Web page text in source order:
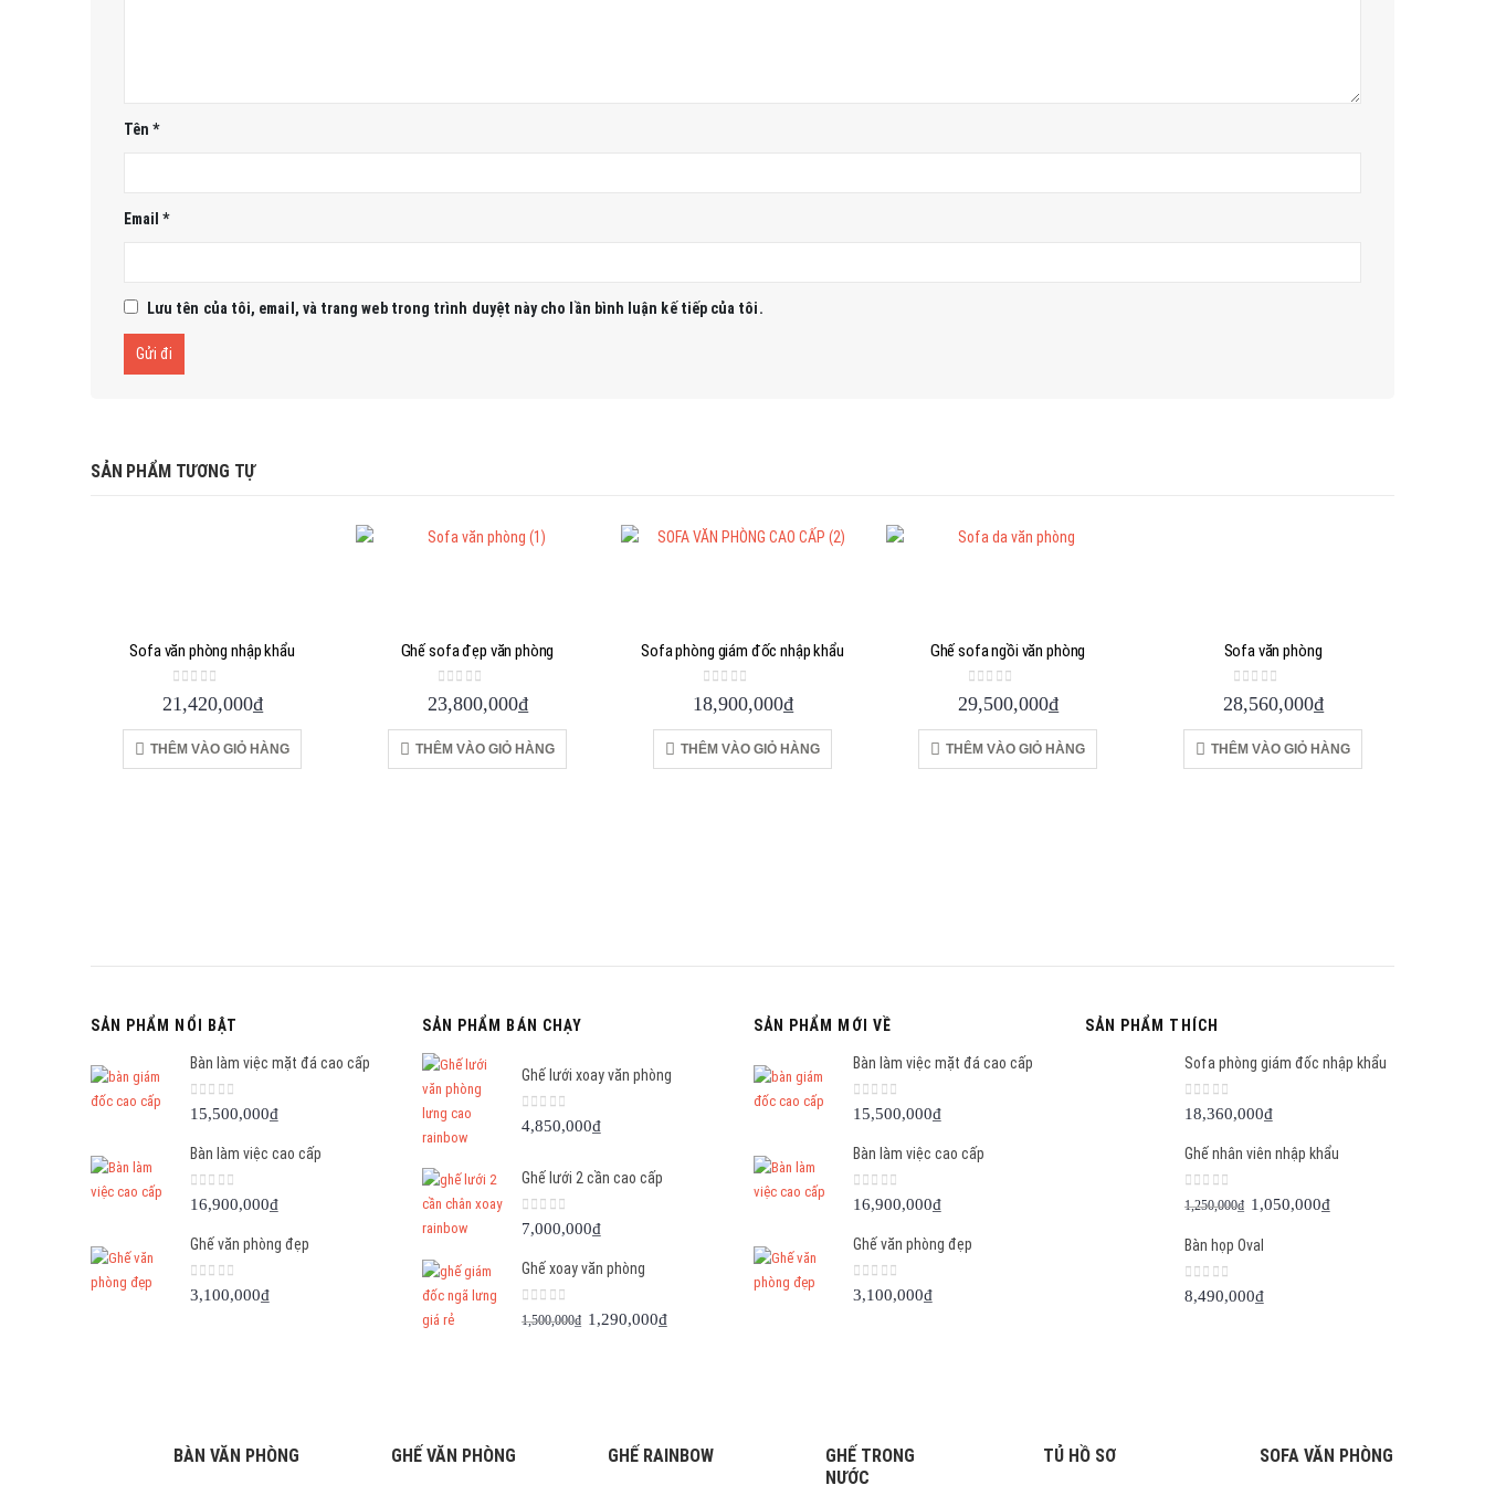
Tên*
Email*
Lưu tên của tôi, email, và trang web trong trình duyệt này cho lần bình luận kế tiếp của tôi.
SẢN PHẨM TƯƠNG TỰ
Sofa văn phòng nhập khẩu
0 out of 5
21,420,000₫
THÊM VÀO GIỎ HÀNG
Ghế sofa đẹp văn phòng
0out of 5
23,800,000₫
THÊM VÀO GIỎ HÀNG
Sofa phòng giám đốc nhập khẩu
0out of 5
18,900,000₫
THÊM VÀO GIỎ HÀNG
Ghế sofa ngồi văn phòng
0out of 5
29,500,000₫
THÊM VÀO GIỎ HÀNG
Sofa văn phòng
0out of 5
28,560,000₫
THÊM VÀO GIỎ HÀNG
SẢN PHẨM NỔI BẬT
Bàn làm việc mặt đá cao cấp
0 out of 5
15,500,000₫
Bàn làm việc cao cấp
0 out of 5
16,900,000₫
Ghế văn phòng đẹp
0 out of 5
3,100,000₫
SẢN PHẨM BÁN CHẠY
Ghế lưới xoay văn phòng
0 out of 5
4,850,000₫
Ghế lưới 2 cần cao cấp
0 out of 5
7,000,000₫
Ghế xoay văn phòng
0 out of 5
1,500,000₫ Giá
1,290,000₫Giá
SẢN PHẨM MỚI VỀ
Bàn làm việc mặt đá cao cấp
0 out of 5
15,500,000₫
Bàn làm việc cao cấp
0 out of 5
16,900,000₫
Ghế văn phòng đẹp
0 out of 5
3,100,000₫
SẢN PHẨM THÍCH
Sofa phòng giám đốc nhập khẩu
0 out of 5
18,360,000₫
Ghế nhân viên nhập khẩu
0 out of 5
1,250,000₫ Giá
là:
1,050,000₫Giá
Bàn họp Oval
0 out of 5
8,490,000₫
BÀN VĂN PHÒNG GHẾ VĂN PHÒNG GHẾ RAINBOW
GHẾ TRONG
NƯỚC
TỦ HỒ SƠ SOFA VĂN PHÒNG